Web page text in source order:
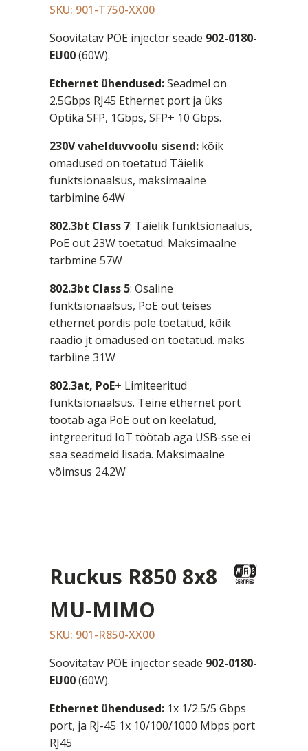
SKU: 901-T750-XX00
Soovitatav POE injector seade 902-0180-
EU00(60W).
Ethernet ühendused:Seadmel on
2.5Gbps RJ45 Ethernet port ja üks
Optika SFP, 1Gbps, SFP+ 10 Gbps.
230V vahelduvvoolu sisend: kõik
omadused on toetatud Täielik
funktsionaalsus, maksimaalne
tarbimine 64W
802.3bt Class 7: Täielik funktsionaalus,
PoE out 23W toetatud. Maksimaalne
tarbmine 57W
802.3bt Class 5: Osaline
funktsionaalsus, PoE out teises
ethernet pordis pole toetatud, kõik
raadio jt omadused on toetatud. maks
tarbiine 31W
802.3at, PoE+ Limiteeritud
funktsionaalsus. Teine ethernet port
töötab aga PoE out on keelatud,
intgreeritud IoT töötab aga USB-sse ei
saa seadmeid lisada. Maksimaalne
võimsus 24.2W
Ruckus R850 8x8
MU-MIMO
SKU: 901-R850-XX00
Soovitatav POE injector seade 902-0180-
EU00(60W).
Ethernet ühendused: 1x 1/2.5/5 Gbps
port, ja RJ-45 1x 10/100/1000 Mbps port
RJ45